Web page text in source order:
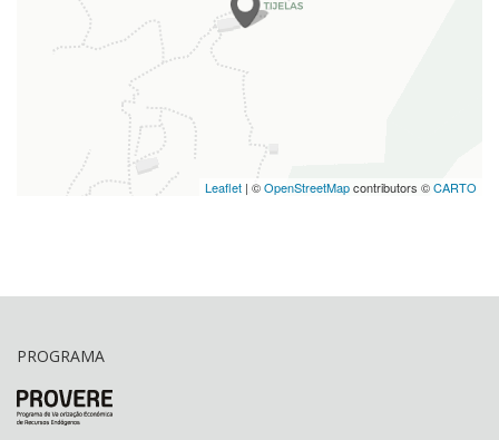
Leaflet | ©OpenStreetMapcontributors ©CARTO
PROGRAMA